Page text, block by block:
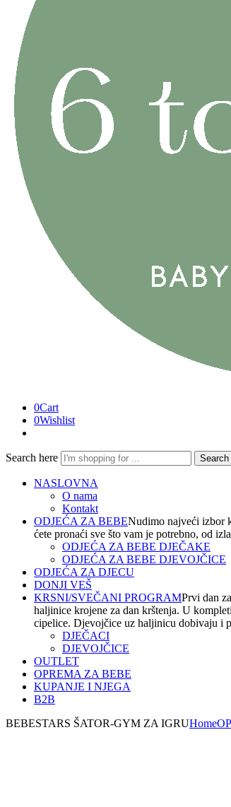
0Cart
0Wishlist
Search here Search
NASLOVNA
O nama
Kontakt
ODJEĆA ZA BEBENudimo najveći izbor
ćete pronaći sve što vam je potrebno, od
ODJEĆA ZA BEBE DJEČAKE
ODJEĆA ZA BEBE DJEVOJČICE
ODJEĆA ZA DJECU
DONJI VEŠ
KRSNI/SVEČANI PROGRAMPrvi dan
haljinice krojene za dan krštenja. U
cipelice. Djevojčice uz haljinicu dobivaju i
DJEČACI
DJEVOJČICE
OUTLET
OPREMA ZA BEBE
KUPANJE I NJEGA
B2B
BEBESTARS ŠATOR-GYM ZA IGRUHome